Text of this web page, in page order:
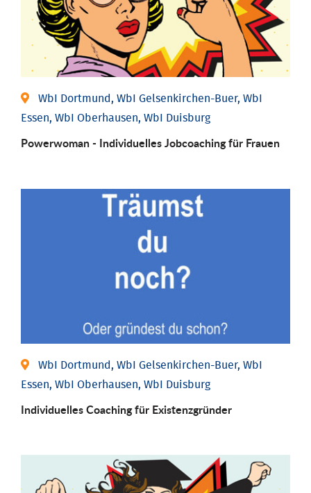
WbI Dortmund, WbI Gelsenkirchen-Buer, WbI
Essen, WbI Oberhausen, WbI Duisburg
Powerwoman - Individu­elles Job­coaching für Frauen
WbI Dortmund, WbI Gelsenkirchen-Buer, WbI
Essen, WbI Oberhausen, WbI Duisburg
Individu­elles Coaching für Existenz­gründer